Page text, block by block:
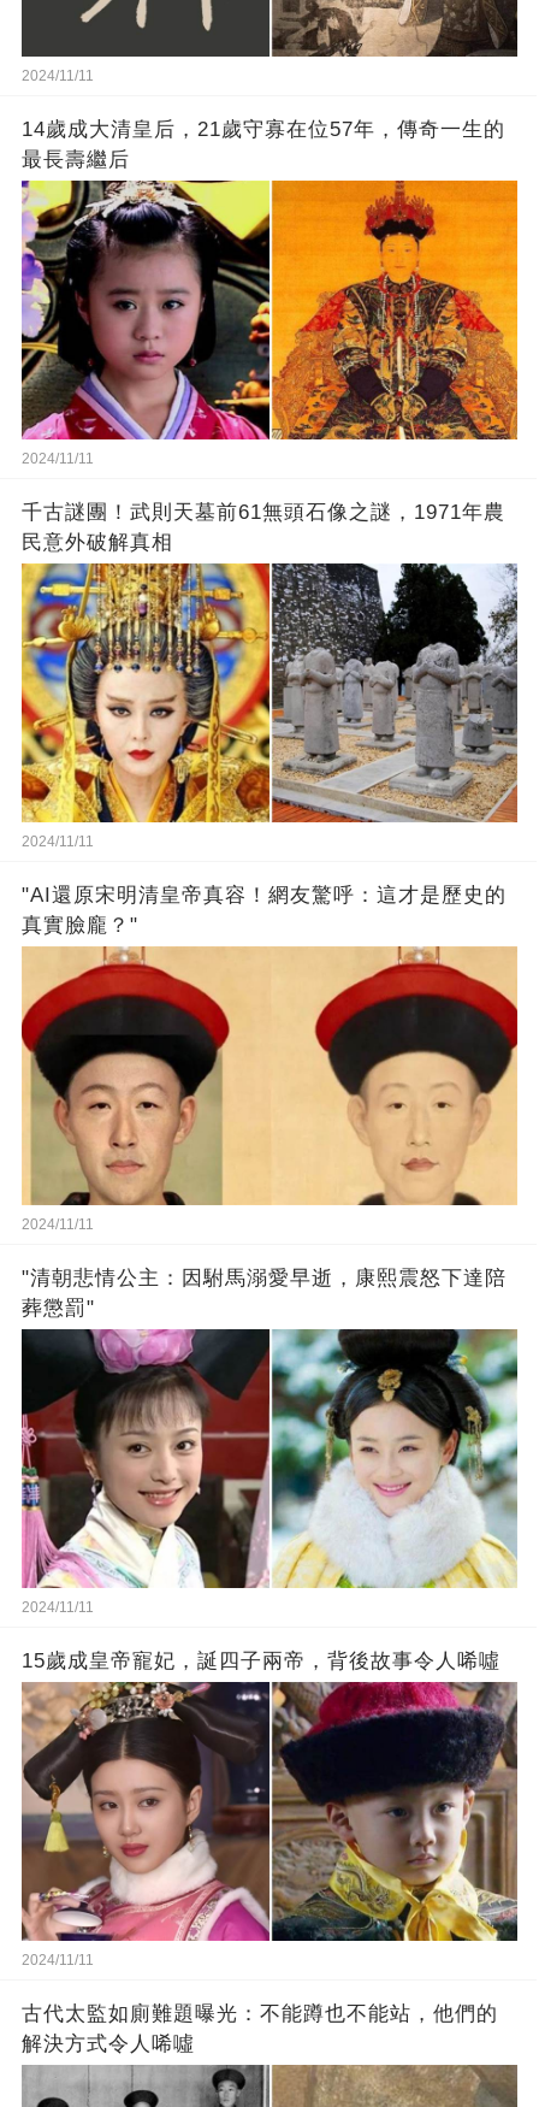
2024/11/11
14歲成大清皇后，21歲守寡在位57年，傳奇一生的
最長壽繼后
2024/11/11
千古謎團！武則天墓前61無頭石像之謎，1971年農
民意外破解真相
2024/11/11
"AI還原宋明清皇帝真容！網友驚呼：這才是歷史的
真實臉龐？"
2024/11/11
"清朝悲情公主：因駙馬溺愛早逝，康熙震怒下達陪
葬懲罰"
2024/11/11
15歲成皇帝寵妃，誕四子兩帝，背後故事令人唏噓
2024/11/11
古代太監如廁難題曝光：不能蹲也不能站，他們的
解決方式令人唏噓